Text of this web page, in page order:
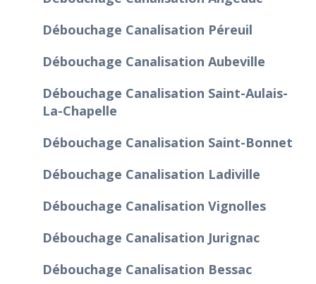
Débouchage Canalisation Péreuil
Débouchage Canalisation Aubeville
Débouchage Canalisation Saint-Aulais-
La-Chapelle
Débouchage Canalisation Saint-Bonnet
Débouchage Canalisation Ladiville
Débouchage Canalisation Vignolles
Débouchage Canalisation Jurignac
Débouchage Canalisation Bessac